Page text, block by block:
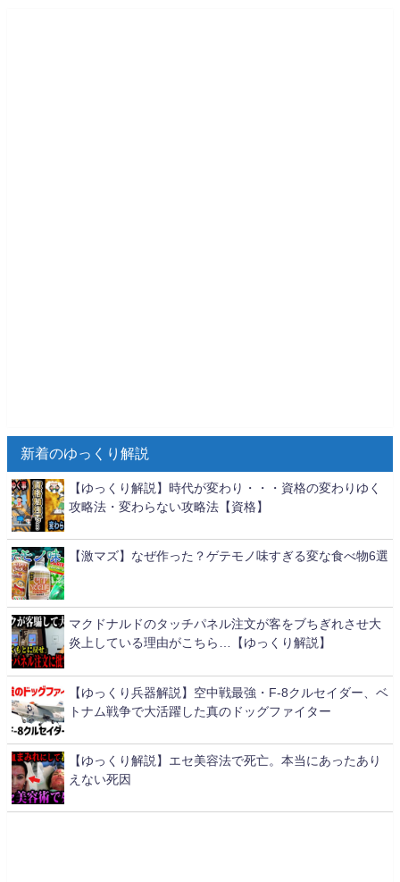
新着のゆっくり解説
【ゆっくり解説】時代が変わり・・・資格の変わりゆく
攻略法・変わらない攻略法【資格】
【激マズ】なぜ作った？ゲテモノ味すぎる変な食べ物6選
マクドナルドのタッチパネル注文が客をブちぎれさせ大
炎上している理由がこちら…【ゆっくり解説】
【ゆっくり兵器解説】空中戦最強・F-8クルセイダー、ベ
トナム戦争で大活躍した真のドッグファイター
【ゆっくり解説】エセ美容法で死亡。本当にあったあり
えない死因